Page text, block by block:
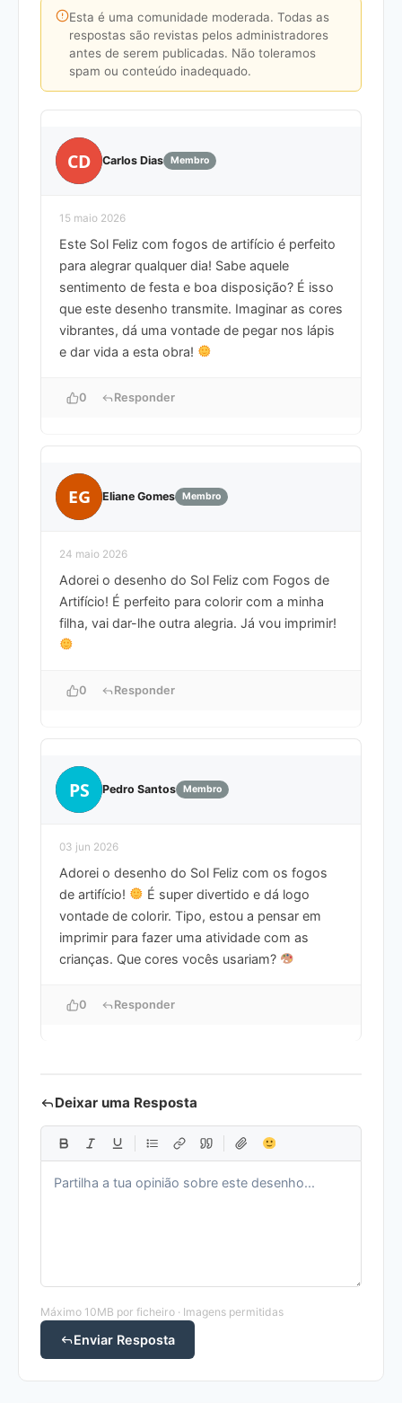
Esta é uma comunidade moderada. Todas as
respostas são revistas pelos administradores
antes de serem publicadas. Não toleramos
spam ou conteúdo inadequado.
CD Carlos Dias Membro
15 maio 2026
Este Sol Feliz com fogos de artifício é perfeito
para alegrar qualquer dia! Sabe aquele
sentimento de festa e boa disposição? É isso
que este desenho transmite. Imaginar as cores
vibrantes, dá uma vontade de pegar nos lápis
e dar vida a esta obra!
0 Responder
EG Eliane Gomes Membro
24 maio 2026
Adorei o desenho do Sol Feliz com Fogos de
Artifício! É perfeito para colorir com a minha
filha, vai dar-lhe outra alegria. Já vou imprimir!
0 Responder
PS Pedro Santos Membro
03 jun 2026
Adorei o desenho do Sol Feliz com os fogos
de artifício!
É super divertido e dá logo
vontade de colorir. Tipo, estou a pensar em
imprimir para fazer uma atividade com as
crianças. Que cores vocês usariam?
0 Responder
Deixar uma Resposta
Máximo 10MB por ficheiro · Imagens permitidas
Enviar Resposta